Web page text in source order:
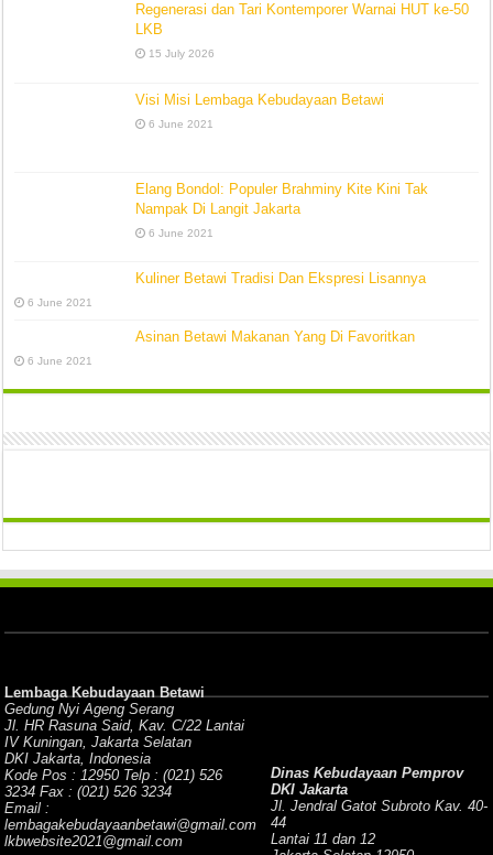
Regenerasi dan Tari Kontemporer Warnai HUT ke-50
LKB
15 July 2026
Visi Misi Lembaga Kebudayaan Betawi
6 June 2021
Elang Bondol: Populer Brahminy Kite Kini Tak
Nampak Di Langit Jakarta
6 June 2021
Kuliner Betawi Tradisi Dan Ekspresi Lisannya
6 June 2021
Asinan Betawi Makanan Yang Di Favoritkan
6 June 2021
Lembaga Kebudayaan Betawi
Gedung Nyi Ageng Serang
Jl. HR Rasuna Said, Kav. C/22 Lantai
IV Kuningan, Jakarta Selatan
DKI Jakarta, Indonesia
Kode Pos : 12950 Telp : (021) 526
3234 Fax : (021) 526 3234
Email :
lembagakebudayaanbetawi@gmail.com
lkbwebsite2021@gmail.com
Dinas Kebudayaan Pemprov
DKI Jakarta
Jl. Jendral Gatot Subroto Kav. 40-
44
Lantai 11 dan 12